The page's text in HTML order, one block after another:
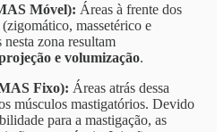
Móvel): Áreas à frente dos
massetérico e
zona resultam
e volumização.
Fixo): Áreas atrás dessa
músculos mastigatórios. Devido
para a mastigação, as